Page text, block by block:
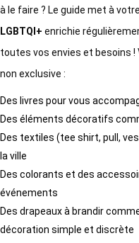
à le faire ? Le guide met à
LGBTQI+ enrichie
toutes vos envies et besoins
non exclusive :
Des livres pour vous
Des éléments décoratifs
Des textiles (tee shirt, pull,
la ville
Des colorants et des
événements
Des drapeaux à brandir
décoration simple et discrète